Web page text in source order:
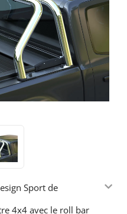
Sport de
4x4 avec le roll bar